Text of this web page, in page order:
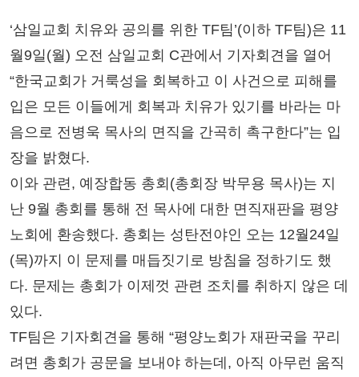
‘삼일교회 치유와 공의를 위한 TF팀’(이하 TF팀)은 11
월9일(월) 오전 삼일교회 C관에서 기자회견을 열어
“한국교회가 거룩성을 회복하고 이 사건으로 피해를
입은 모든 이들에게 회복과 치유가 있기를 바라는 마
음으로 전병욱 목사의 면직을 간곡히 촉구한다”는 입
장을 밝혔다.
이와 관련, 예장합동 총회(총회장 박무용 목사)는 지
난 9월 총회를 통해 전 목사에 대한 면직재판을 평양
노회에 환송했다. 총회는 성탄전야인 오는 12월24일
(목)까지 이 문제를 매듭짓기로 방침을 정하기도 했
다. 문제는 총회가 이제껏 관련 조치를 취하지 않은 데
있다.
TF팀은 기자회견을 통해 “평양노회가 재판국을 꾸리
려면 총회가 공문을 보내야 하는데, 아직 아무런 움직